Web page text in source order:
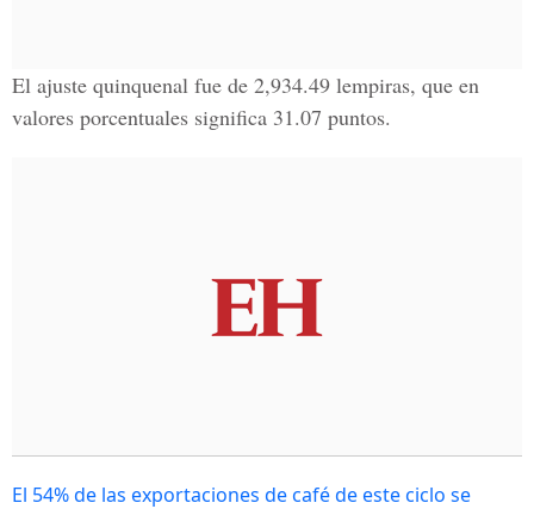
El ajuste quinquenal fue de 2,934.49 lempiras, que en
valores porcentuales significa 31.07 puntos.
El 54% de las exportaciones de café de este ciclo se